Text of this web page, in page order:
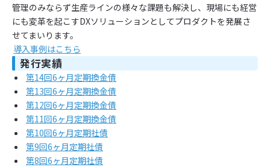
管理のみならず生産ラインの様々な課題も解決し、現場にも経営
にも変革を起こすDXソリューションとしてプロダクトを発展さ
せてまいります。
導入事例はこちら
発行実績
第14回6ヶ月定期換金債
第13回6ヶ月定期換金債
第12回6ヶ月定期換金債
第11回6ヶ月定期換金債
第10回6ヶ月定期社債
第9回6ヶ月定期社債
第8回6ヶ月定期社債